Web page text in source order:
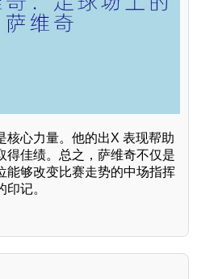
核心力量。他的出X 表现帮助
得佳绩。总之，萨维奇不仅是
能够改变比赛走势的中场指挥
记。